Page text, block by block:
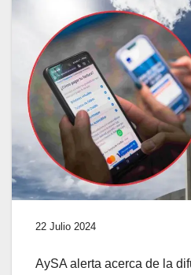
22 Julio 2024
AySA alerta acerca de la